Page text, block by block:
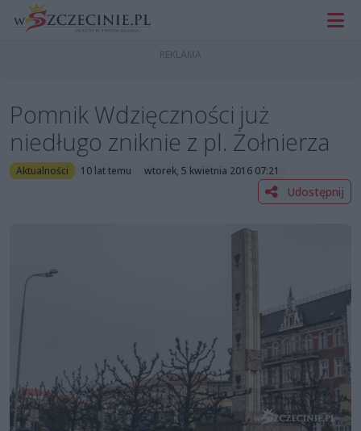
Pomnik Wdzięczności już
niedługo zniknie z pl. Żołnierza
Aktualności 10 lat temu wtorek, 5 kwietnia 2016 07:21
Udostępnij